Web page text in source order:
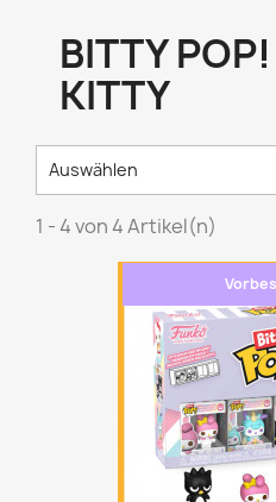
BITTY
KITTY
Auswählen
1 - 4 von 4 Artikel(n)